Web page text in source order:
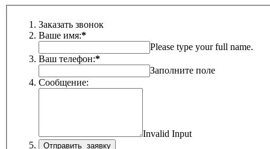
Заказать звонок
Ваше имя:*
Please type your full name.
Ваш телефон:*
Заполните поле
Сообщение:
Invalid Input